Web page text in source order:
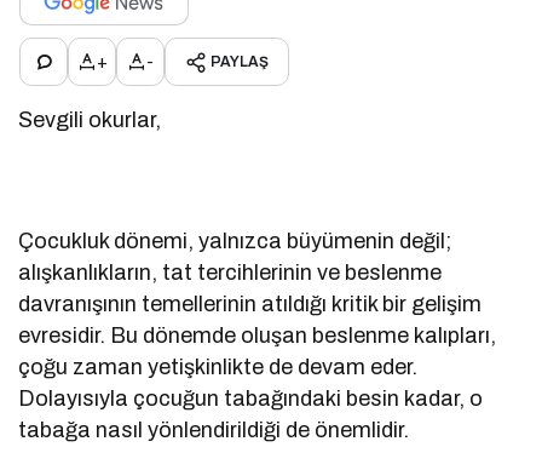
+ - PAYLAŞ
Sevgili okurlar,
Çocukluk dönemi, yalnızca büyümenin değil;
alışkanlıkların, tat tercihlerinin ve beslenme
davranışının temellerinin atıldığı kritik bir gelişim
evresidir. Bu dönemde oluşan beslenme kalıpları,
çoğu zaman yetişkinlikte de devam eder.
Dolayısıyla çocuğun tabağındaki besin kadar, o
tabağa nasıl yönlendirildiği de önemlidir.